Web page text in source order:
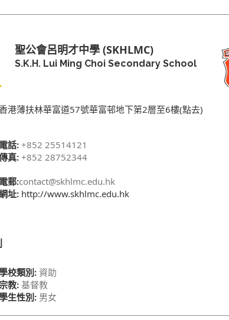
聖公會呂明才中學 (SKHLMC)
S.K.H. Lui Ming Choi Secondary School
港薄扶林華富道57號華富邨地下第2層至6樓(點去)
話: +852 25514121
真: +852 28752344
郵:contact@skhlmc.edu.hk
址: http://www.skhlmc.edu.hk
校類別: 資助
教: 基督教
生性別: 男女